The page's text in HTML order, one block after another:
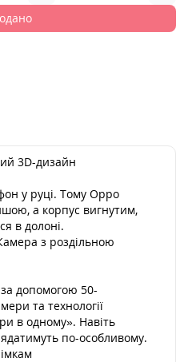
3D-дизайн
у руці. Тому Oppo
а корпус вигнутим,
в долоні.
з роздільною
за допомогою 50-
та технології
в одному». Навіть
по-особливому.